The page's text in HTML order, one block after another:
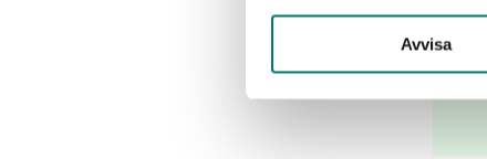
Avvisa